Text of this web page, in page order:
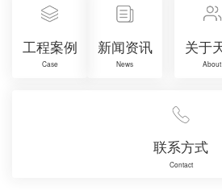
工程案例
Case
新闻资讯
News
关于
About
联系方式
Contact